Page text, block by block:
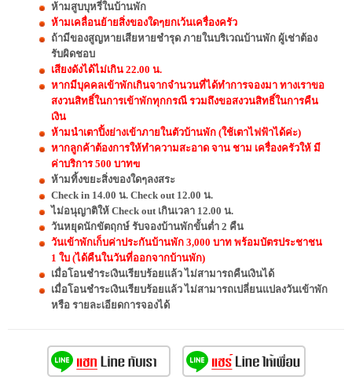
ห้ามสูบบุหรี่ในบ้านพัก
ห้ามเคลื่อนย้ายสิ่งของใดๆยกเว้นเครื่องครัว
ถ้ามีของสูญหายเสียหายชำรุด ภายในบริเวณบ้านพัก ผู้เช่าต้อง
รับผิดชอบ
เสียงดังได้ไม่เกิน 22.00 น.
หากมีบุคคลเข้าพักเกินจากจำนวนที่ได้ทำการจองมา ทางเราขอ
สงวนสิทธิ์ในการเข้าพักทุกกรณี รวมถึงขอสงวนสิทธิ์ในการคืน
เงิน
ห้ามนำเตาปิ้งย่างเข้าภายในตัวบ้านพัก (ใช้เตาไฟฟ้าได้ค่ะ)
หากลูกค้าต้องการให้ทำความสะอาด จาน ชาม เครื่องครัวให้ มี
ค่าบริการ 500 บาทฃ
ห้ามทิ้งขยะสิ่งของใดๆลงสระ
Check in 14.00 น. Check out 12.00 น.
ไม่อนุญาติให้ Check out เกินเวลา 12.00 น.
วันหยุดนักขัตฤกษ์ รับจองบ้านพักขั้นต่ำ 2 คืน
วันเข้าพักเก็บค่าประกันบ้านพัก 3,000 บาท พร้อมบัตรประชาชน
1 ใบ (ได้คืนในวันที่ออกจากบ้านพัก)
เมื่อโอนชำระเงินเรียบร้อยแล้ว ไม่สามารถคืนเงินได้
เมื่อโอนชำระเงินเรียบร้อยแล้ว ไม่สามารถเปลี่ยนแปลงวันเข้าพัก
หรือ รายละเอียดการจองได้